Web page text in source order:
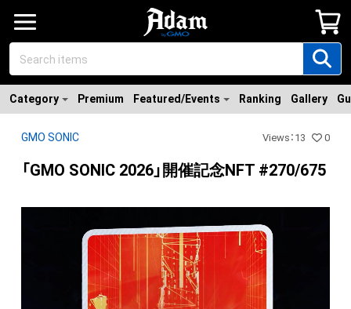
Category Premium Featured/Events Ranking Gallery
GMO SONIC Views ： 13 0
「GMO SONIC 2026」開催記念NFT #270/675